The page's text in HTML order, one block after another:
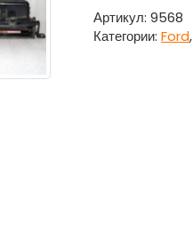
для
Форд
Мондео
Артикул: 9568
Категории: Ford,